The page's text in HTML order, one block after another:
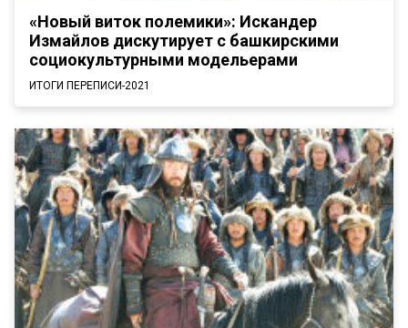
«Новый виток полемики»: Искандер
Измайлов дискутирует с башкирскими
социокультурными модельерами
ИТОГИ ПЕРЕПИСИ-2021